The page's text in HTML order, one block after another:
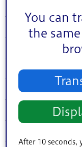
You can
the
After 10
上一色北町会
上一色南部町会
上一色西町会
小岩駅南自治会